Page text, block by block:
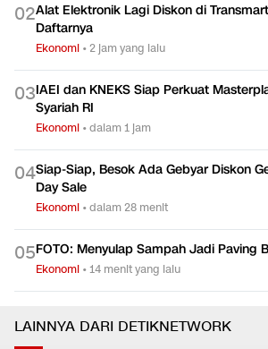
02Alat Elektronik Lagi Diskon di
Daftarnya
Ekonomi •2 jam yang lalu
03IAEI dan KNEKS Siap Perkuat
Syariah RI
Ekonomi •dalam 1 jam
04Siap-Siap, Besok Ada Gebyar Diskon
Day Sale
Ekonomi •dalam 28 menit
05FOTO: Menyulap Sampah Jadi Paving
Ekonomi •14 menit yang lalu
LAINNYA DARI DETIKNETWORK